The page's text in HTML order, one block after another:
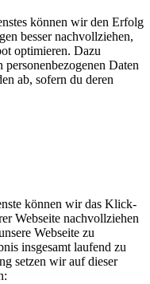
können wir den Erfolg
besser nachvollziehen,
optimieren. Dazu
Daten
ab, sofern du deren
können wir das Klick-
Webseite nachvollziehen
Webseite zu
insgesamt laufend zu
setzen wir auf dieser